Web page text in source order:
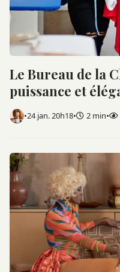
Le Bureau de la
puissance et
•24 jan. 20h18• 2 min•